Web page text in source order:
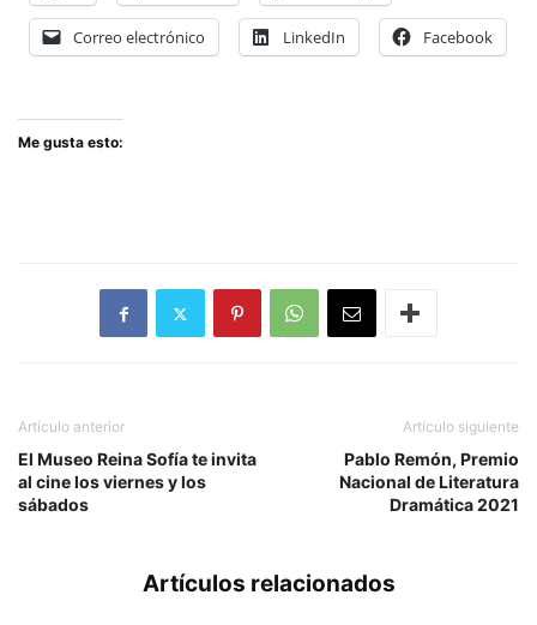
Correo electrónico LinkedIn Facebook
Me gusta esto:
Artículo anterior
El Museo Reina Sofía te invita
al cine los viernes y los
sábados
Artículo siguiente
Pablo Remón, Premio
Nacional de Literatura
Dramática 2021
Artículos relacionados